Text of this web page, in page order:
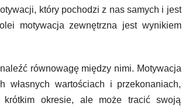
który pochodzi z nas samych i jest
motywacja zewnętrzna jest wynikiem
równowagę między nimi. Motywacja
wartościach i przekonaniach,
okresie, ale może tracić swoją